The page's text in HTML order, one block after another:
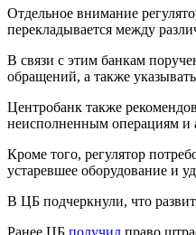
Отдельное внимание
перекладывается между
В связи с этим банкам
обращений, а также
Центробанк также
неисполненным операциям и
Кроме того, регулятор
устаревшее оборудование и
В ЦБ подчеркнули, что
Ранее ЦБ получил право